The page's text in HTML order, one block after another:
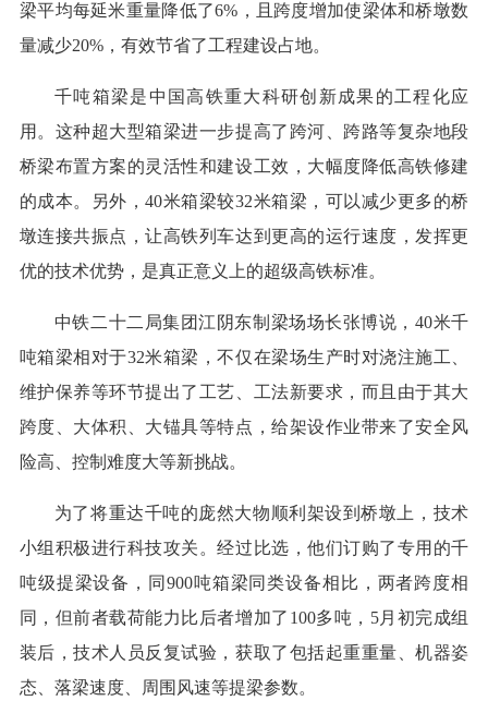
梁平均每延米重量降低了6%，且跨度增加使梁体和桥墩数
量减少20%，有效节省了工程建设占地。
千吨箱梁是中国高铁重大科研创新成果的工程化应
用。这种超大型箱梁进一步提高了跨河、跨路等复杂地段
桥梁布置方案的灵活性和建设工效，大幅度降低高铁修建
的成本。另外，40米箱梁较32米箱梁，可以减少更多的桥
墩连接共振点，让高铁列车达到更高的运行速度，发挥更
优的技术优势，是真正意义上的超级高铁标准。
中铁二十二局集团江阴东制梁场场长张博说，40米千
吨箱梁相对于32米箱梁，不仅在梁场生产时对浇注施工、
维护保养等环节提出了工艺、工法新要求，而且由于其大
跨度、大体积、大锚具等特点，给架设作业带来了安全风
险高、控制难度大等新挑战。
为了将重达千吨的庞然大物顺利架设到桥墩上，技术
小组积极进行科技攻关。经过比选，他们订购了专用的千
吨级提梁设备，同900吨箱梁同类设备相比，两者跨度相
同，但前者载荷能力比后者增加了100多吨，5月初完成组
装后，技术人员反复试验，获取了包括起重重量、机器姿
态、落梁速度、周围风速等提梁参数。